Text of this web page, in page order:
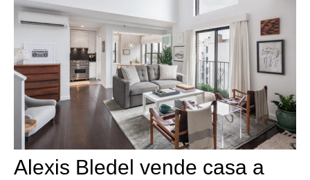
Alexis Bledel vende casa a